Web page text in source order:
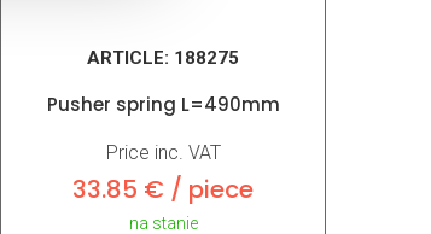
ARTICLE: 188275
Pusher spring L=490mm
Price inc. VAT
33.85 € / piece
na stanie